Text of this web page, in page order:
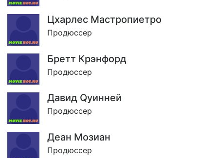
Цхарлес Мастропиетро
Продюссер
Бретт Крэнфорд
Продюссер
Давид Qуинней
Продюссер
Деан Мозиан
Продюссер